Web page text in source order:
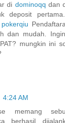
di dominoqq dan
deposit
pokerqiu
dan mudah.
mungkin ini
4:24 AM
memang
berhasil